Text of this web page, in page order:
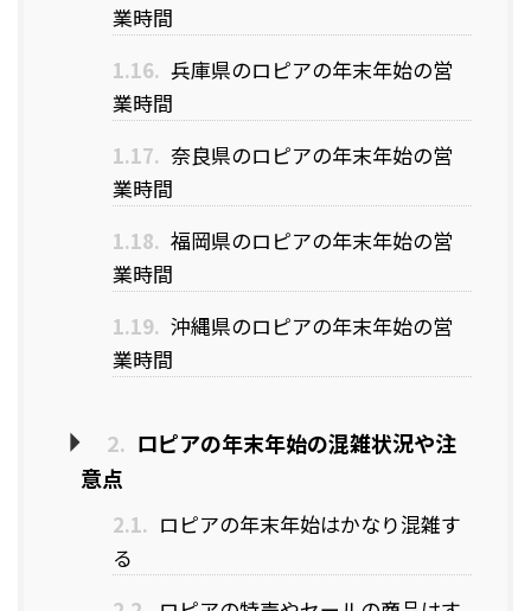
業時間
1.16. 兵庫県のロピアの年末年始の営
業時間
1.17. 奈良県のロピアの年末年始の営
業時間
1.18. 福岡県のロピアの年末年始の営
業時間
1.19. 沖縄県のロピアの年末年始の営
業時間
2. ロピアの年末年始の混雑状況や注
意点
2.1. ロピアの年末年始はかなり混雑す
る